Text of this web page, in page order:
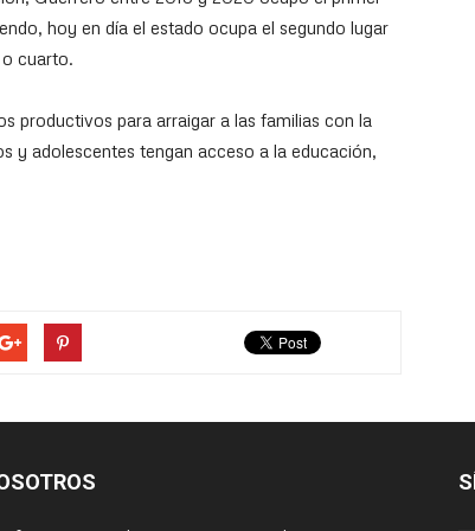
hoy en día el estado ocupa el segundo lugar
cuarto.
productivos para arraigar a las familias con la
y adolescentes tengan acceso a la educación,